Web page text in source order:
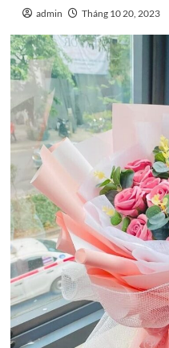
admin Tháng 10 20, 2023